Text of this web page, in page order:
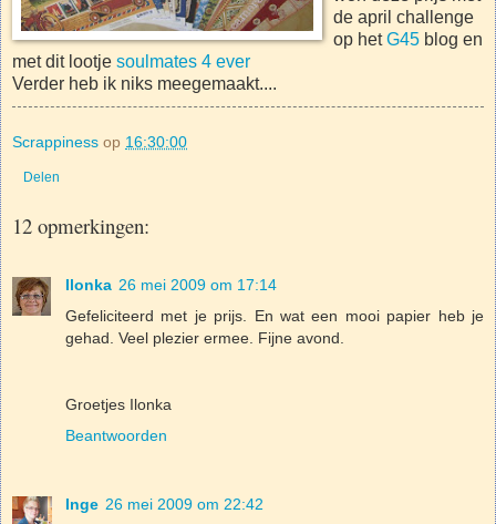
de april challenge
op hetG45 blog en
met dit lootje soulmates 4 ever
Verder heb ik niks meegemaakt....
Scrappiness op 16:30:00
Delen
12 opmerkingen:
Ilonka 26 mei 2009 om 17:14
Gefeliciteerd met je prijs. En wat een mooi papier heb je
gehad. Veel plezier ermee. Fijne avond.
Groetjes Ilonka
Beantwoorden
Inge 26 mei 2009 om 22:42